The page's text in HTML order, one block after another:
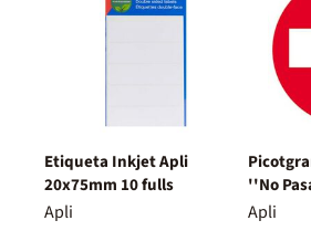
Etiqueta Inkjet Apli
20x75mm 10 fulls
Apli
''No
Apli